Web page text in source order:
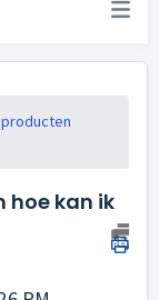
hoe kan ik